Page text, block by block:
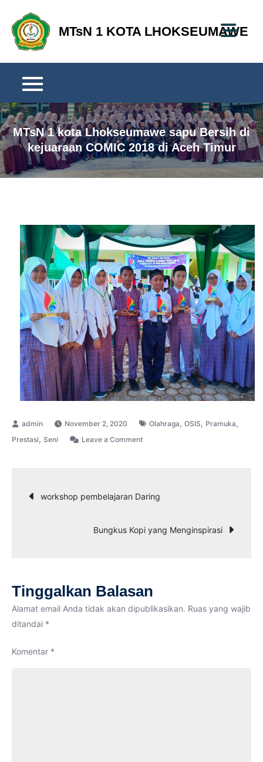
content
MTsN 1 KOTA LHOKSEUMAWE
MTsN 1 kota Lhokseumawe sapu Bersih di
kejuaraan COMIC 2018 di Aceh Timur
November 2, 2020 Olahraga, OSIS, Pramuka,
Prestasi, Seni Leave a Commenton
Lhokseumawe
Bersih
2018
di
Navigasi
workshop pembelajaran Daring
Bungkus Kopi yang Menginspirasi
Tinggalkan Balasan
Alamat email Anda tidak akan dipublikasikan. Ruas yang wajib
ditandai *
Komentar *